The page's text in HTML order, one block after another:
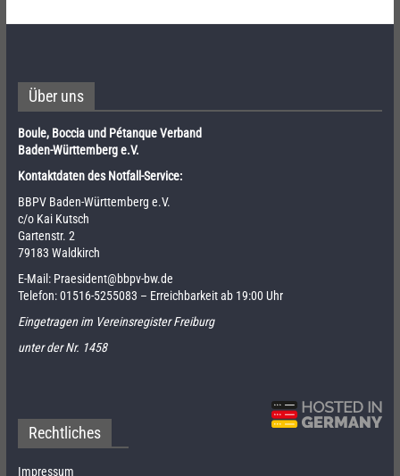
Über uns
Boule, Boccia und Pétanque Verband
Baden-Württemberg e.V.
Kontaktdaten des Notfall-Service:
BBPV Baden-Württemberg e.V.
c/o Kai Kutsch
Gartenstr. 2
79183 Waldkirch
E-Mail: Praesident@bbpv-bw.de
Telefon:01516-5255083 – Erreichbarkeit ab 19:00 Uhr
Eingetragen im Vereinsregister Freiburg
unter der Nr. 1458
Rechtliches
Impressum